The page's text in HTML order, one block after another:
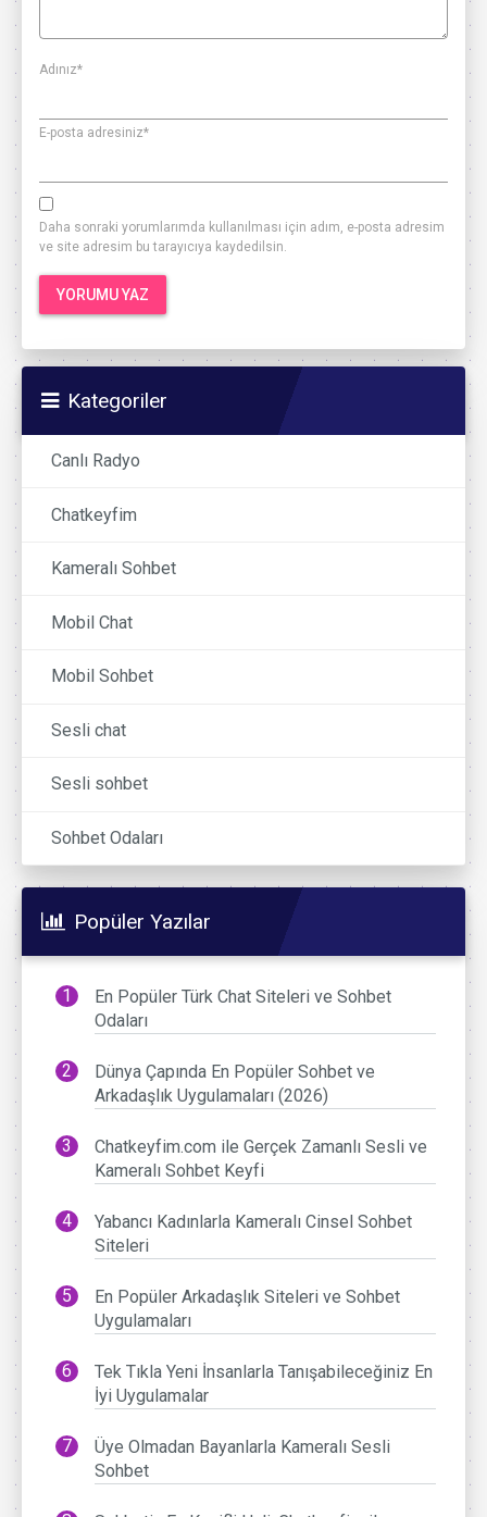
Adınız*
E-posta adresiniz*
Daha sonraki yorumlarımda kullanılması için adım, e-posta adresim
ve site adresim bu tarayıcıya kaydedilsin.
Kategoriler
Canlı Radyo
Chatkeyfim
Kameralı Sohbet
Mobil Chat
Mobil Sohbet
Sesli chat
Sesli sohbet
Sohbet Odaları
Popüler Yazılar
En Popüler Türk Chat Siteleri ve Sohbet
Odaları
Dünya Çapında En Popüler Sohbet ve
Arkadaşlık Uygulamaları (2026)
Chatkeyfim.com ile Gerçek Zamanlı Sesli ve
Kameralı Sohbet Keyfi
Yabancı Kadınlarla Kameralı Cinsel Sohbet
Siteleri
En Popüler Arkadaşlık Siteleri ve Sohbet
Uygulamaları
Tek Tıkla Yeni İnsanlarla Tanışabileceğiniz En
İyi Uygulamalar
Üye Olmadan Bayanlarla Kameralı Sesli
Sohbet